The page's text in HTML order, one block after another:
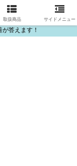
販売は西川善
答えます！
取扱商品 サイドメニュー